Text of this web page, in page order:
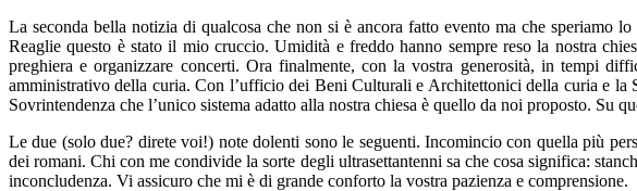
La seconda bella notizia di qualcosa che non si è ancora fatto evento ma che speriamo
Reaglie questo è stato il mio cruccio. Umidità e freddo hanno sempre reso la nostra
preghiera e organizzare concerti. Ora finalmente, con la vostra generosità, in tempi
amministrativo della curia. Con l’ufficio dei Beni Culturali e Architettonici della curia e la
Sovrintendenza che l’unico sistema adatto alla nostra chiesa è quello da noi proposto.
Le due (solo due? direte voi!) note dolenti sono le seguenti. Incomincio con quella più
dei romani. Chi con me condivide la sorte degli ultrasettantenni sa che cosa significa:
inconcludenza. Vi assicuro che mi è di grande conforto la vostra pazienza e comprensione.